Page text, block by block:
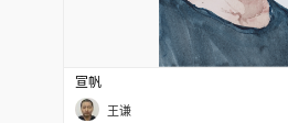
宣帆
王谦